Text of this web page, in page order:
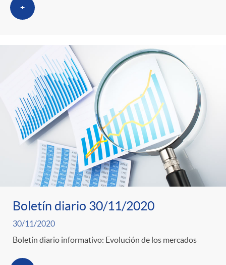
+
Boletín diario 30/11/2020
30/11/2020
Boletín diario informativo: Evolución de los mercados